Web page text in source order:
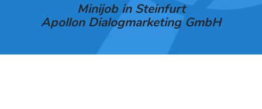
Minijob in Steinfurt
Apollon Dialogmarketing GmbH